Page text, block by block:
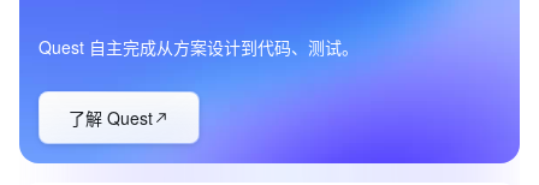
Quest 自主完成从方案设计到代码、测试。
了解 Quest